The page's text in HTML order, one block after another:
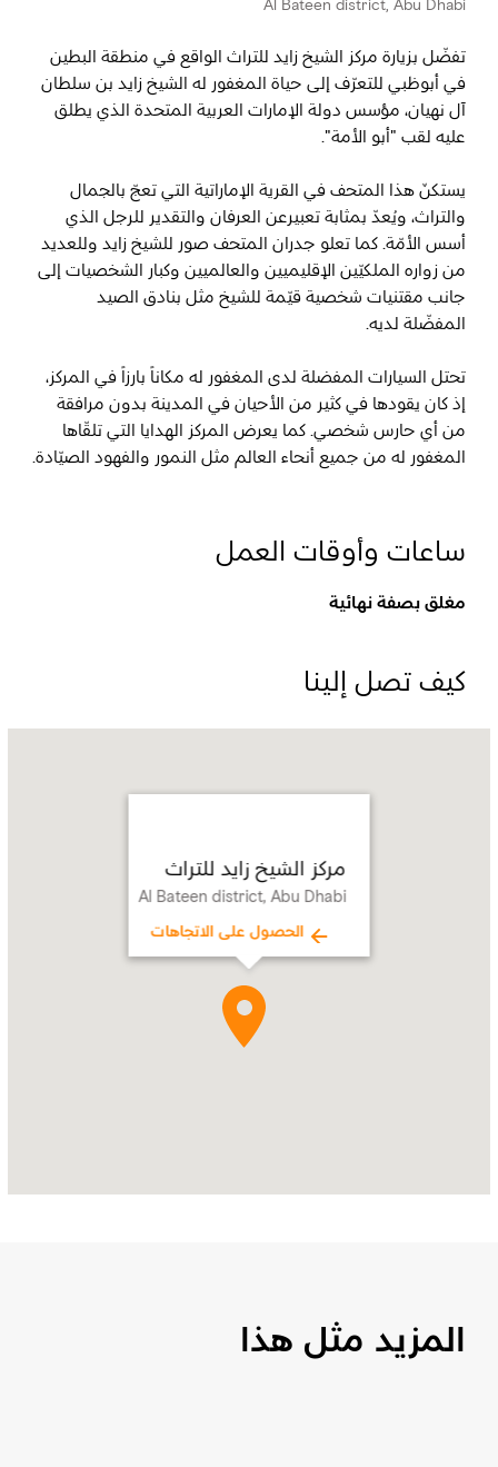
المفضلة رسم خريطة
منطقة العين
منطقة الظفرة
دائرة الثقافة والسياحة - أبوظبي
مركز أبوظبي الوطني للمعارض والمؤتمرات
Al Bateen district, Abu Dhabi
تفضّل بزيارة مركز الشيخ زايد للتراث الواقع في منطقة البطين
في أبوظبي للتعرّف إلى حياة المغفور لهالشيخ زايد بن سلطان
آل نهيان، مؤسس دولة الإمارات العربية المتحدة الذي يطلق
عليه لقب "أبو الأمة".
يستكنّ هذا المتحف في القرية الإماراتية التي تعجّ بالجمال
والتراث، ويُعدّ بمثابة تعبيرعن العرفان والتقدير للرجل الذي
أسس الأمّة. كما تعلو جدران المتحف صور للشيخ زايد وللعديد
من زواره الملكيّين الإقليميين والعالميين وكبار الشخصيات إلى
جانب مقتنيات شخصية قيّمة للشيخ مثل بنادق الصيد
المفضّلة لديه.
تحتل السيارات المفضلة لدى المغفور له مكاناً بارزاً في المركز،
إذ كان يقودها في كثير من الأحيان في المدينة بدون مرافقة
من أي حارس شخصي. كما يعرض المركز الهدايا التي تلقّاها
المغفور له من جميع أنحاء العالم مثل النمور والفهود الصيّادة.
ساعات وأوقات العمل
مغلق بصفة نهائية
كيف تصل إلينا
مركز الشيخ زايد للتراث
Al Bateen district, Abu Dhabi
الحصول على الاتجاهات
المزيد مثل هذا